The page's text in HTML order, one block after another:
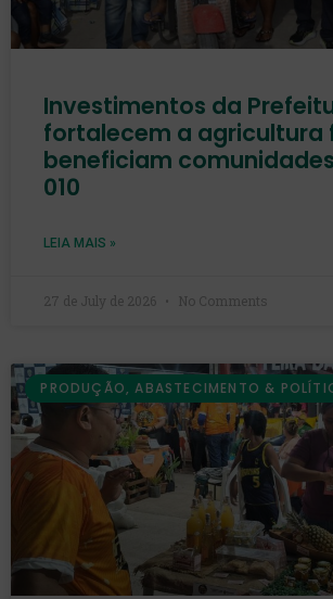
Investimentos da
fortalecem a agricultura
beneficiam
010
LEIA MAIS »
27 de July de 2026 No Comments
PRODUÇÃO, ABASTECIMENTO &